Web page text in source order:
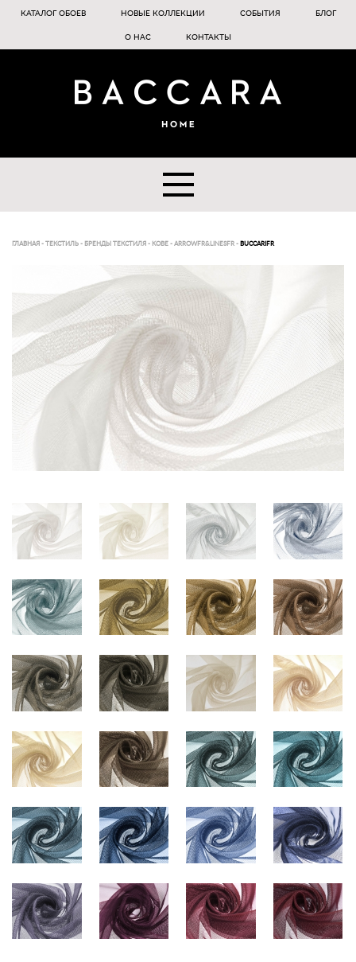
КАТАЛОГ ОБОЕВ НОВЫЕ КОЛЛЕКЦИИ СОБЫТИЯ БЛОГ
О НАС КОНТАКТЫ
ГЛАВНАЯ - ТЕКСТИЛЬ - БРЕНДЫ ТЕКСТИЛЯ - KOBE - ARROWFR&LINESFR - BUCCARIFR